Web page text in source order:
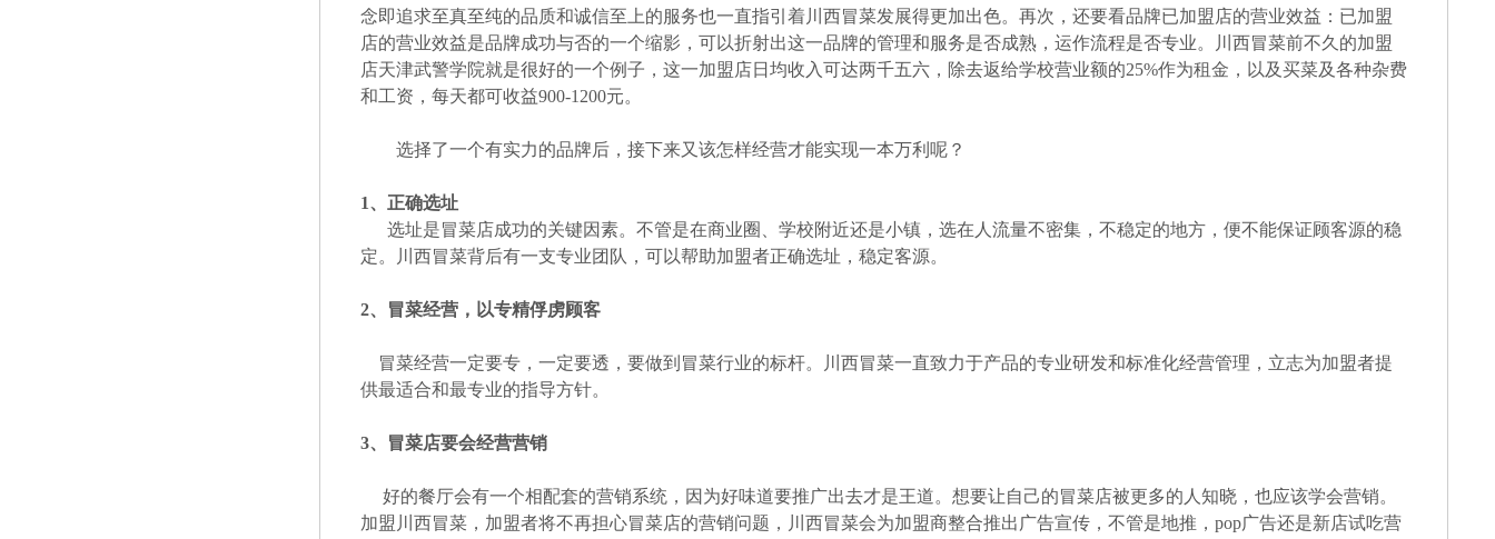
念即追求至真至纯的品质和诚信至上的服务也一直指引着川西冒菜发展得更加出色。再次，还要看品牌已加盟店的营业效益：已加盟
店的营业效益是品牌成功与否的一个缩影，可以折射出这一品牌的管理和服务是否成熟，运作流程是否专业。川西冒菜前不久的加盟
店天津武警学院就是很好的一个例子，这一加盟店日均收入可达两千五六，除去返给学校营业额的25%作为租金，以及买菜及各种杂费
和工资，每天都可收益900-1200元。
选择了一个有实力的品牌后，接下来又该怎样经营才能实现一本万利呢？
1、正确选址
选址是冒菜店成功的关键因素。不管是在商业圈、学校附近还是小镇，选在人流量不密集，不稳定的地方，便不能保证顾客源的稳
定。川西冒菜背后有一支专业团队，可以帮助加盟者正确选址，稳定客源。
2、冒菜经营，以专精俘虏顾客
冒菜经营一定要专，一定要透，要做到冒菜行业的标杆。川西冒菜一直致力于产品的专业研发和标准化经营管理，立志为加盟者提
供最适合和最专业的指导方针。
3、冒菜店要会经营营销
好的餐厅会有一个相配套的营销系统，因为好味道要推广出去才是王道。想要让自己的冒菜店被更多的人知晓，也应该学会营销。
加盟川西冒菜，加盟者将不再担心冒菜店的营销问题，川西冒菜会为加盟商整合推出广告宣传，不管是地推，pop广告还是新店试吃营